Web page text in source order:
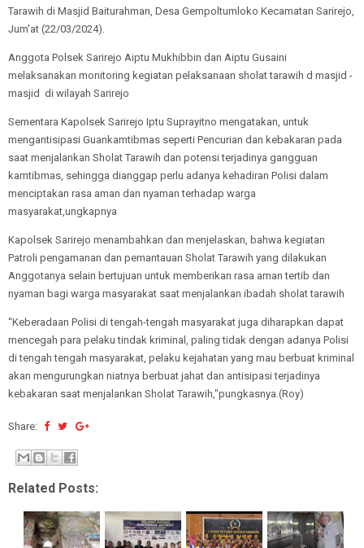
Tarawih di Masjid Baiturahman, Desa Gempoltumloko Kecamatan Sarirejo,
Jum'at (22/03/2024).
Anggota Polsek Sarirejo Aiptu Mukhibbin dan Aiptu Gusaini
melaksanakan monitoring kegiatan pelaksanaan sholat tarawih d masjid -
masjid di wilayah Sarirejo
Sementara Kapolsek Sarirejo Iptu Suprayitno mengatakan, untuk
mengantisipasi Guankamtibmas seperti Pencurian dan kebakaran pada
saat menjalankan Sholat Tarawih dan potensi terjadinya gangguan
kamtibmas, sehingga dianggap perlu adanya kehadiran Polisi dalam
menciptakan rasa aman dan nyaman terhadap warga
masyarakat,ungkapnya
Kapolsek Sarirejo menambahkan dan menjelaskan, bahwa kegiatan
Patroli pengamanan dan pemantauan Sholat Tarawih yang dilakukan
Anggotanya selain bertujuan untuk memberikan rasa aman tertib dan
nyaman bagi warga masyarakat saat menjalankan ibadah sholat tarawih
“Keberadaan Polisi di tengah-tengah masyarakat juga diharapkan dapat
mencegah para pelaku tindak kriminal, paling tidak dengan adanya Polisi
di tengah tengah masyarakat, pelaku kejahatan yang mau berbuat kriminal
akan mengurungkan niatnya berbuat jahat dan antisipasi terjadinya
kebakaran saat menjalankan Sholat Tarawih,"pungkasnya.(Roy)
Share:
Related Posts: